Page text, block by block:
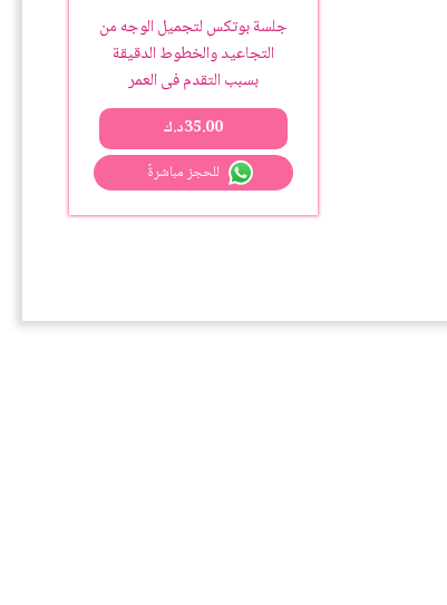
جلسة بوتكس لتجميل الوجه من
التجاعيد والخطوط الدقيقة
بسبب التقدم فى العمر
35.00د.ك
للحجز مباشرةً